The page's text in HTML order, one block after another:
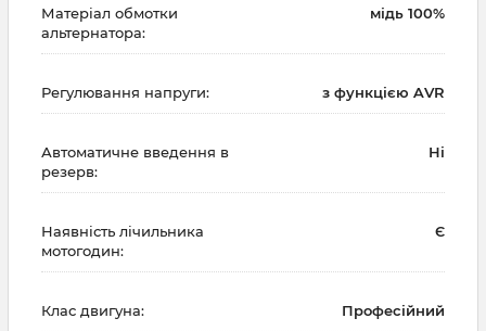
Матеріал обмотки
альтернатора:
мідь 100%
Регулювання напруги: з функцією AVR
Автоматичне введення в
резерв:
Ні
Наявність лічильника
мотогодин:
Є
Клас двигуна: Професійний